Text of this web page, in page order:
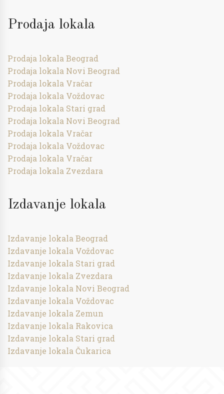
Prodaja lokala
Prodaja lokala Beograd
Prodaja lokala Novi Beograd
Prodaja lokala Vračar
Prodaja lokala Voždovac
Prodaja lokala Stari grad
Prodaja lokala Novi Beograd
Prodaja lokala Vračar
Prodaja lokala Voždovac
Prodaja lokala Vračar
Prodaja lokala Zvezdara
Izdavanje lokala
Izdavanje lokala Beograd
Izdavanje lokala Voždovac
Izdavanje lokala Stari grad
Izdavanje lokala Zvezdara
Izdavanje lokala Novi Beograd
Izdavanje lokala Voždovac
Izdavanje lokala Zemun
Izdavanje lokala Rakovica
Izdavanje lokala Stari grad
Izdavanje lokala Čukarica